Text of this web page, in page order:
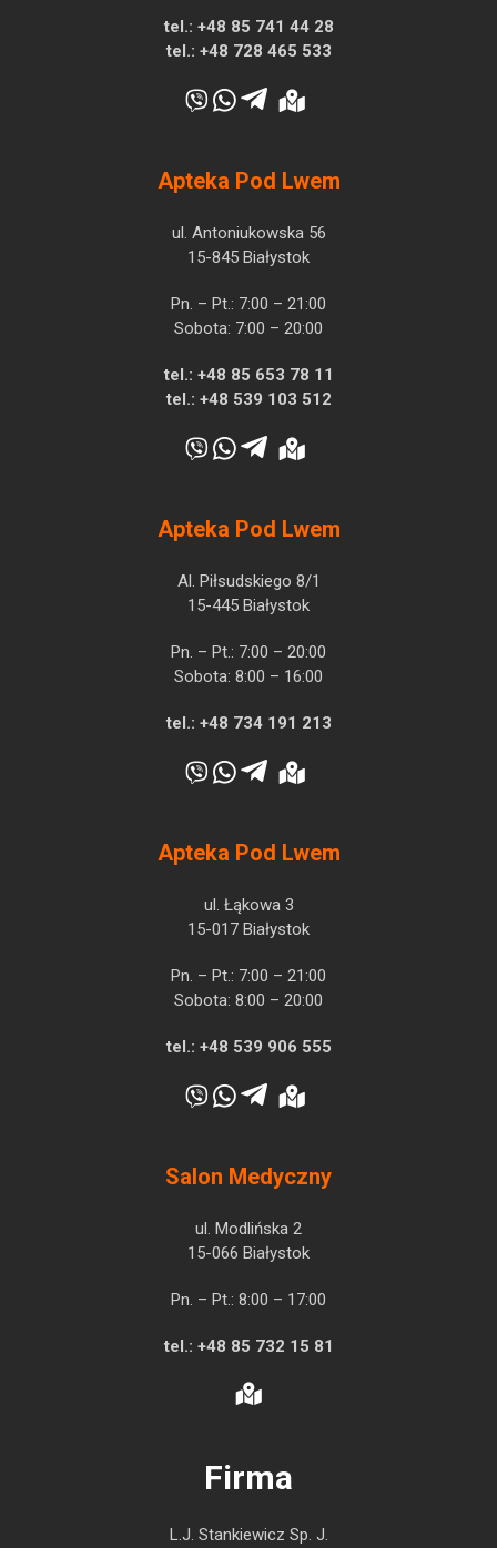
tel.: +48 85 741 44 28
tel.: +48 728 465 533
Apteka Pod Lwem
ul. Antoniukowska 56
15-845 Białystok
Pn. – Pt.: 7:00 – 21:00
Sobota: 7:00 – 20:00
tel.: +48 85 653 78 11
tel.: +48 539 103 512
Apteka Pod Lwem
Al. Piłsudskiego 8/1
15-445 Białystok
Pn. – Pt.: 7:00 – 20:00
Sobota: 8:00 – 16:00
tel.: +48 734 191 213
Apteka Pod Lwem
ul. Łąkowa 3
15-017 Białystok
Pn. – Pt.: 7:00 – 21:00
Sobota: 8:00 – 20:00
tel.: +48 539 906 555
Salon Medyczny
ul. Modlińska 2
15-066 Białystok
Pn. – Pt.: 8:00 – 17:00
tel.: +48 85 732 15 81
Firma
L.J. Stankiewicz Sp. J.